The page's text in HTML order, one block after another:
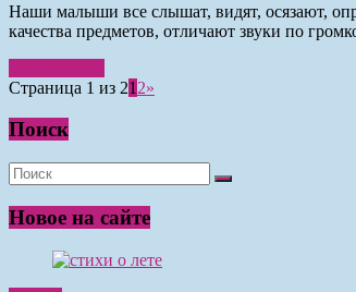
Наши малыши все слышат, видят, осязают,
качества предметов, отличают звуки по
Страница 1 из 21 2»
Поиск
Новое на сайте